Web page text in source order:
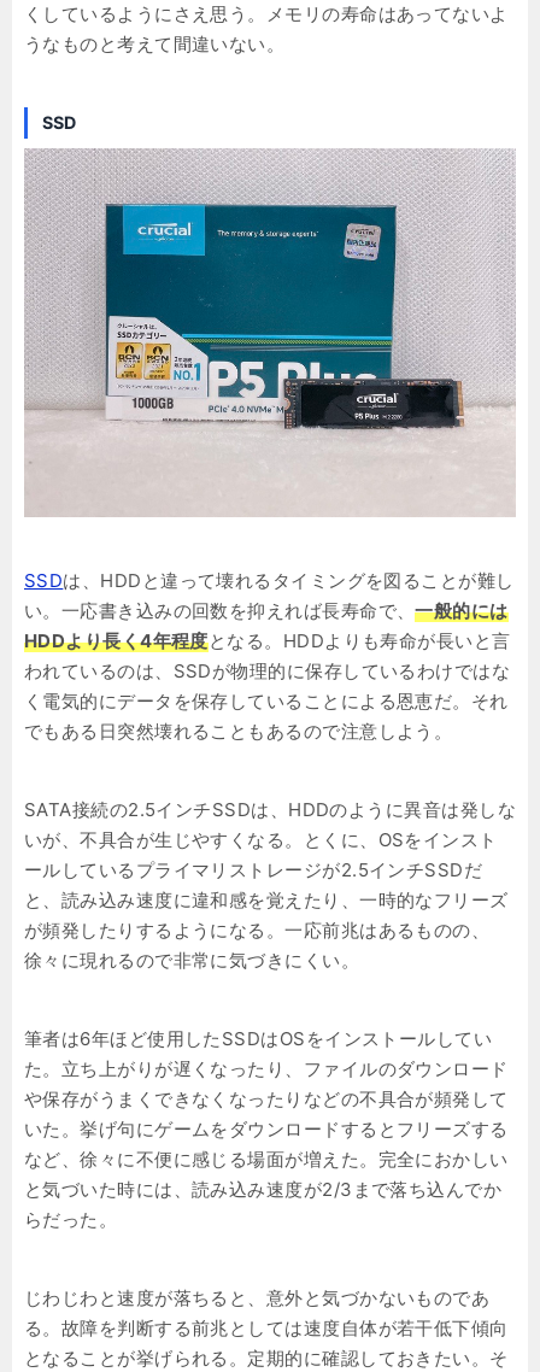
くしているようにさえ思う。メモリの寿命はあってないよ
うなものと考えて間違いない。
SSD
SSDは、HDDと違って壊れるタイミングを図ることが難し
い。一応書き込みの回数を抑えれば長寿命で、一般的には
HDDより長く4年程度となる。HDDよりも寿命が長いと言
われているのは、SSDが物理的に保存しているわけではな
く電気的にデータを保存していることによる恩恵だ。それ
でもある日突然壊れることもあるので注意しよう。
SATA接続の2.5インチSSDは、HDDのように異音は発しな
いが、不具合が生じやすくなる。とくに、OSをインスト
ールしているプライマリストレージが2.5インチSSDだ
と、読み込み速度に違和感を覚えたり、一時的なフリーズ
が頻発したりするようになる。一応前兆はあるものの、
徐々に現れるので非常に気づきにくい。
筆者は6年ほど使用したSSDはOSをインストールしてい
た。立ち上がりが遅くなったり、ファイルのダウンロード
や保存がうまくできなくなったりなどの不具合が頻発して
いた。挙げ句にゲームをダウンロードするとフリーズする
など、徐々に不便に感じる場面が増えた。完全におかしい
と気づいた時には、読み込み速度が2/3まで落ち込んでか
らだった。
じわじわと速度が落ちると、意外と気づかないものであ
る。故障を判断する前兆としては速度自体が若干低下傾向
となることが挙げられる。定期的に確認しておきたい。そ